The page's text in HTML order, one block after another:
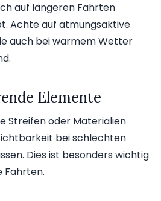
auf längeren Fahrten
Achte auf atmungsaktive
auch bei warmem Wetter
Elemente
Streifen oder Materialien
bei schlechten
Dies ist besonders wichtig
Fahrten.